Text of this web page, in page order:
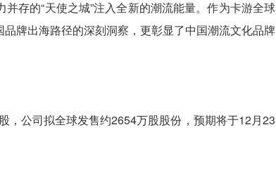
存的“天使之城”注入全新的潮流能量。作为卡游全球
牌出海路径的深刻洞察，更彰显了中国潮流文化品牌
，公司拟全球发售约2654万股股份，预期将于12月23